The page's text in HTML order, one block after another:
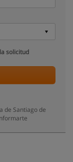
solicitud
de Santiago de